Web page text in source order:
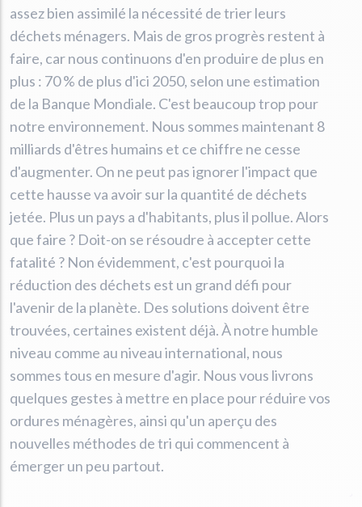
assez bien assimilé la nécessité de trier leurs
déchets ménagers. Mais de gros progrès restent à
faire, car nous continuons d'en produire de plus en
plus : 70 % de plus d'ici 2050, selon une estimation
de la Banque Mondiale. C'est beaucoup trop pour
notre environnement. Nous sommes maintenant 8
milliards d'êtres humains et ce chiffre ne cesse
d'augmenter. On ne peut pas ignorer l'impact que
cette hausse va avoir sur la quantité de déchets
jetée. Plus un pays a d'habitants, plus il pollue. Alors
que faire ? Doit-on se résoudre à accepter cette
fatalité ? Non évidemment, c'est pourquoi la
réduction des déchets est un grand défi pour
l'avenir de la planète. Des solutions doivent être
trouvées, certaines existent déjà. À notre humble
niveau comme au niveau international, nous
sommes tous en mesure d'agir. Nous vous livrons
quelques gestes à mettre en place pour réduire vos
ordures ménagères, ainsi qu'un aperçu des
nouvelles méthodes de tri qui commencent à
émerger un peu partout.